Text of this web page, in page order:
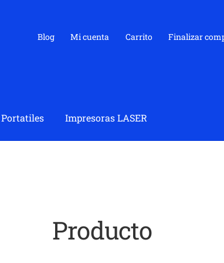
Blog Mi cuenta Carrito Finalizar
Portatiles Impresoras LASER
Producto